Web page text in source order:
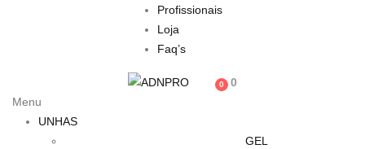
Profissionais
Loja
Faq’s
0
0
Menu
UNHAS
GEL